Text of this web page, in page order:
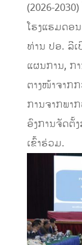
(2026-
ໂຮງແຮມດອ
ທ່ານ ປອ. ລີ
ແຜນການ, ກ
ຕາງໜ້າຈາກ
ການຈາກພາ
ອົງການຈັດຕັ້
ເຂົ້າຮ່ວມ.